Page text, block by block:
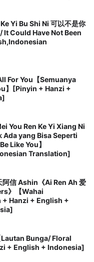
Yi Bu Shi Ni 可以不是你
It Could Have Not Been
For You【Semuanya
】[Pinyin + Hanzi +
You Ren Ke Yi Xiang Ni
Ada yang Bisa Seperti
Like You】
Translation]
阿信 Ashin《Ai Ren Ah 爱
》【Wahai
Hanzi + English +
Lautan Bunga/ Floral
+ English + Indonesia]